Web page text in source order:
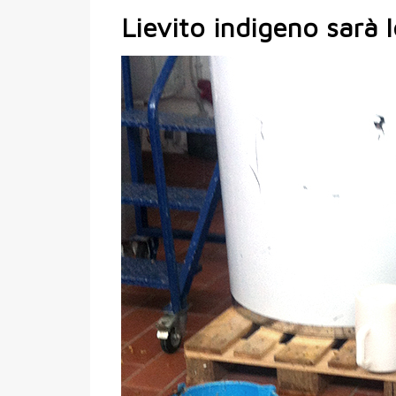
Lievito indigeno sarà